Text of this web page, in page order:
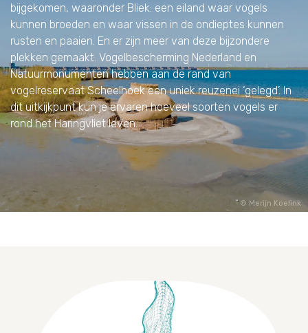
Merijn Koelink
bijgekomen, waaronder Bliek: een eiland waar vogels
kunnen broeden en waar vissen in de ondieptes kunnen
rusten en paaien. En er zijn meer van deze bijzondere
plekken gemaakt. Vogelbescherming Nederland en
Natuurmonumenten hebben aan de rand van
vogelreservaat Scheelhoek een uniek reuzenei ‘gelegd’. In
dit uitkijkpunt kun je ervaren hoeveel soorten vogels er
rond het Haringvliet leven.